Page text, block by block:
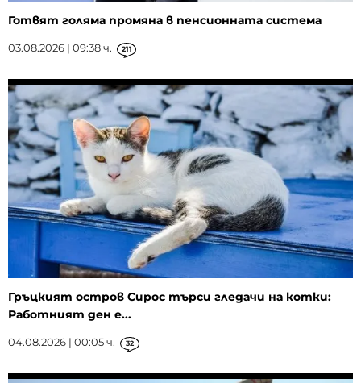
Готвят голяма промяна в пенсионната система
03.08.2026 | 09:38 ч. 211
Гръцкият остров Сирос търси гледачи на котки:
Работният ден е...
04.08.2026 | 00:05 ч. 32